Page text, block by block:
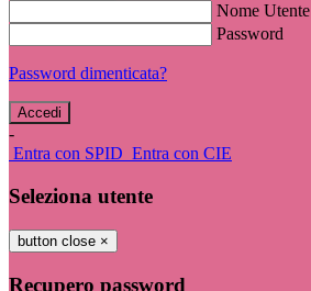
Nome Utente
Password
Password dimenticata?
-
Entra con SPID Entra con CIE
Seleziona utente
button close ×
Recupero password